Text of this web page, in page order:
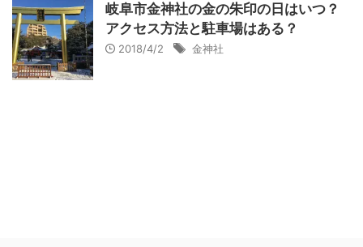
岐阜市金神社の金の朱印の日はいつ？
アクセス方法と駐車場はある？
2018/4/2 金神社